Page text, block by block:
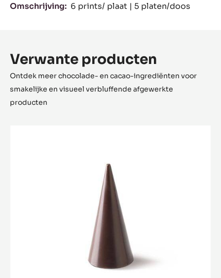
Omschrijving: 6 prints/ plaat | 5 platen/doos
Verwante producten
Ontdek meer chocolade- en cacao-ingrediënten voor
smakelijke en visueel verbluffende afgewerkte
producten